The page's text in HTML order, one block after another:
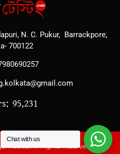
N. C. Pukur, Barrackpore,
700122
95,231
Kabita, All Rights Reserved
Chat with us